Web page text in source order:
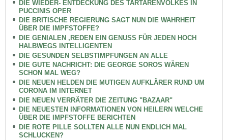
DIE WIEDER- ENTDECKUNG DES TARTARENVOLKES IN
PUCCINIS OPER
DIE BRITISCHE REGIERUNG SAGT NUN DIE WAHRHEIT
ÜBER DIE IMPFSTOFFE?
DIE GENIALEN ,REDEN EIN GENUSS FÜR JEDEN HOCH
HALBWEGS INTELLIGENTEN
DIE GESUNDEN SELBSTIMPFUNGEN AN ALLE
DIE GUTE NACHRICHT: DIE GEORGE SOROS WÄREN
SCHON MAL WEG?
DIE NEUEN HELDEN DIE MUTIGEN AUFKLÄRER RUND UM
CORONA IM INTERNET
DIE NEUEN VERRÄTER DIE ZEITUNG "BAZAAR"
DIE NEUESTEN INFORMATIONEN VON HEILERN WELCHE
ÜBER DIE IMPFSTOFFE BERICHTEN
DIE ROTE PILLE SOLLTEN ALLE NUN ENDLICH MAL
SCHLUCKEN?